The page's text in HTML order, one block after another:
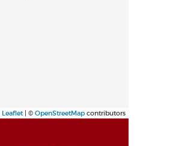
Leaflet| © OpenStreetMap contributors